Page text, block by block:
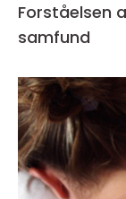
Forståelsen
samfund